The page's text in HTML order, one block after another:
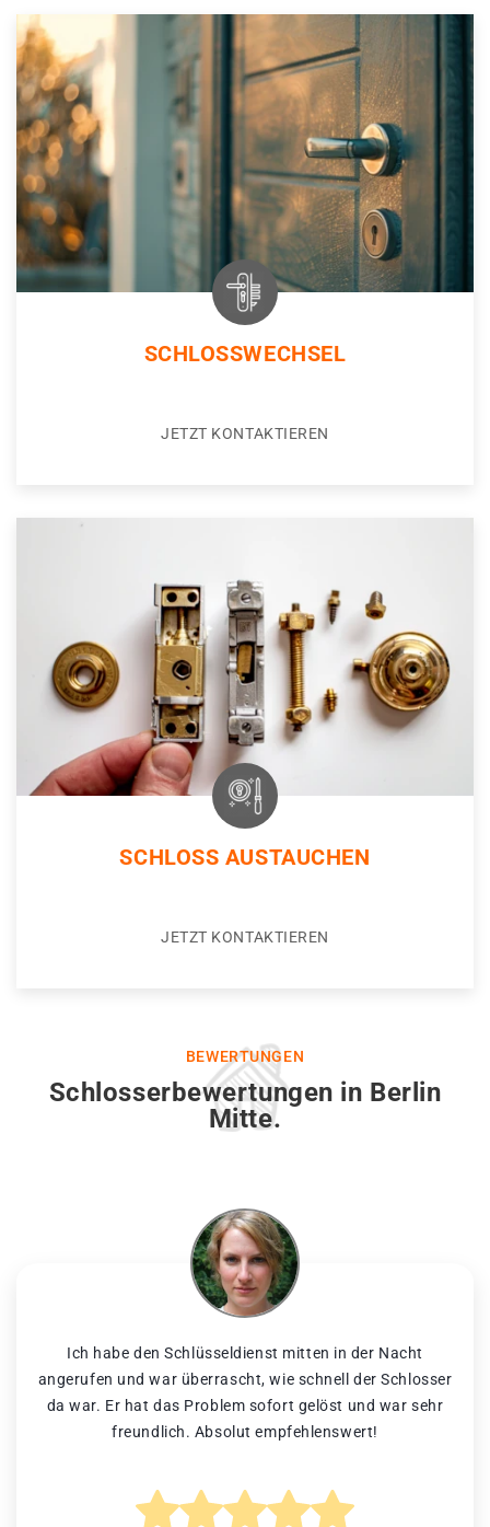
SCHLOSSWECHSEL
JETZT KONTAKTIEREN
SCHLOSS AUSTAUCHEN
JETZT KONTAKTIEREN
BEWERTUNGEN
Schlosserbewertungen in Berlin
Mitte.
Ich habe den Schlüsseldienst mitten in der Nacht
angerufen und war überrascht, wie schnell der Schlosser
da war. Er hat das Problem sofort gelöst und war sehr
freundlich. Absolut empfehlenswert!